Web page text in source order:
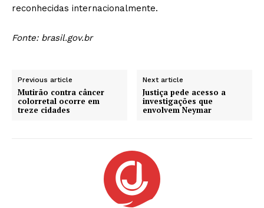
reconhecidas internacionalmente.
Fonte: brasil.gov.br
Previous article
Mutirão contra câncer
colorretal ocorre em
treze cidades
Next article
Justiça pede acesso a
investigações que
envolvem Neymar